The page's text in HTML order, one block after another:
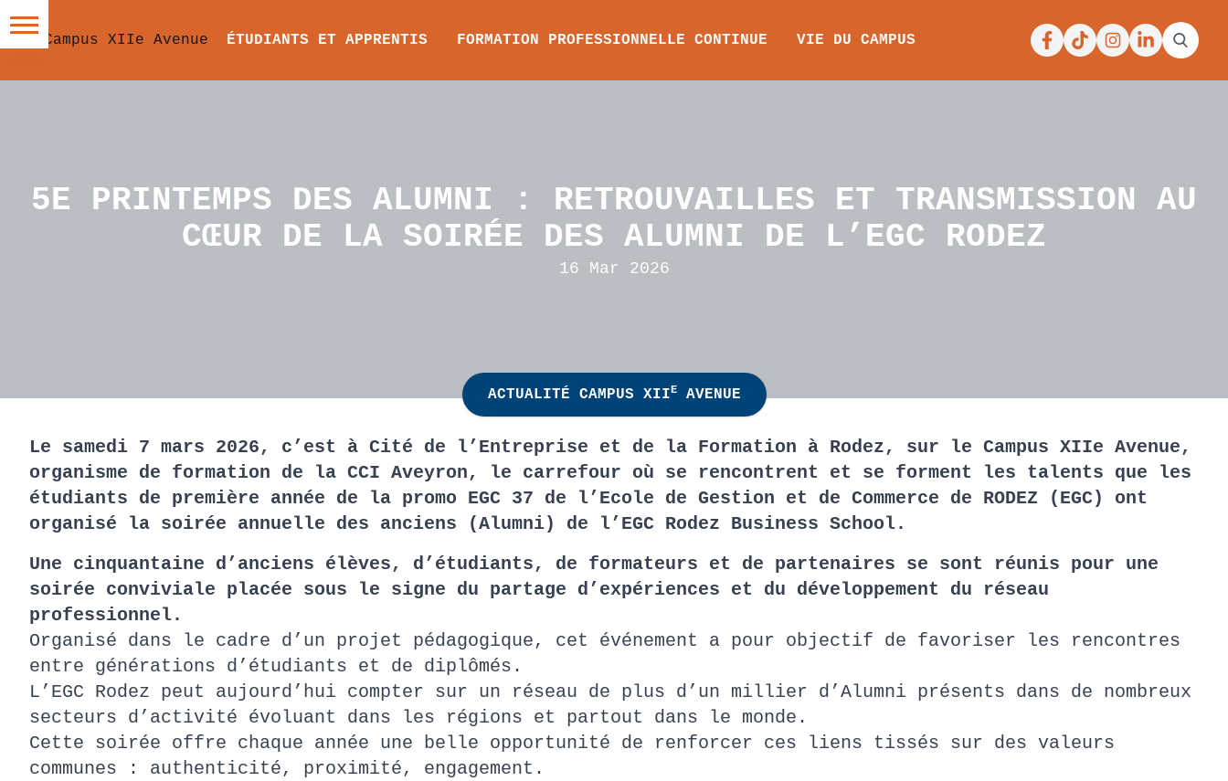
ÉTUDIANTS ET APPRENTIS FORMATION PROFESSIONNELLE CONTINUE VIE DU CAMPUS Facebook
TiktokInstagram
Linkedin
5E PRINTEMPS DES ALUMNI : RETROUVAILLES ET TRANSMISSION AU
CŒUR DE LA SOIRÉE DES ALUMNI DE L’EGC RODEZ
16 Mar 2026
ACTUALITÉ CAMPUS XIIEAVENUE
Le samedi 7 mars 2026, c’est à Cité de l’Entreprise et de la Formation à Rodez, sur le Campus XIIe Avenue,
organisme de formation de la CCI Aveyron, le carrefour où se rencontrent et se forment les talents que les
étudiants de première année de la promo EGC 37 de l’Ecole de Gestion et de Commerce de RODEZ (EGC) ont
organisé la soirée annuelle des anciens (Alumni) de l’EGC Rodez Business School.
Une cinquantaine d’anciens élèves, d’étudiants, de formateurs et de partenaires se sont réunis pour une
soirée conviviale placée sous le signe du partage d’expériences et du développement du réseau
professionnel.
Organisé dans le cadre d’un projet pédagogique, cet événement a pour objectif de favoriser les rencontres
entre générations d’étudiants et de diplômés.
L’EGC Rodez peut aujourd’hui compter sur un réseau de plus d’un millier d’Alumni présents dans de nombreux
secteurs d’activité évoluant dans les régions et partout dans le monde.
Cette soirée offre chaque année une belle opportunité de renforcer ces liens tissés sur des valeurs
communes : authenticité, proximité, engagement.